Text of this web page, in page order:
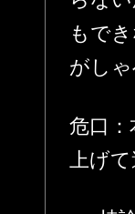
もで
がし
危口
上げ